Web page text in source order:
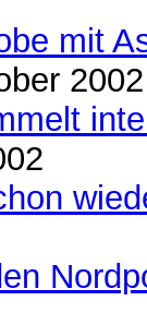
mit
2002